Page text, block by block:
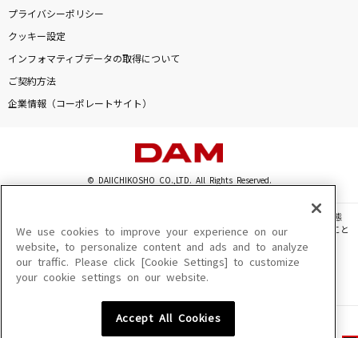
プライバシーポリシー
クッキー設定
インフォマティブデータの取得について
ご契約方法
企業情報（コーポレートサイト）
© DAIICHIKOSHO CO.,LTD. All Rights Reserved.
このサイトに掲載されている一切の文章・画像・写真・動画・音声等を、手段や形態
を問わず、著作権法の定める範囲を超えて無断で複製、転載、ファイル化などすること
を禁じます。
楽曲及びコンテンツは、機種によりご利用いただけない場合があります。
楽曲及びコンテンツの配信日、配信内容が変更になる場合があります。
We use cookies to improve your experience on our
website, to personalize content and ads and to analyze
our traffic. Please click [Cookie Settings] to customize
your cookie settings on our website.
Accept All Cookies